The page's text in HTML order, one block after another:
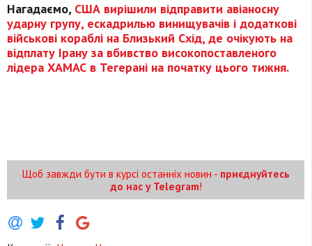
Нагадаємо, США вирішили відправити авіаносну
ударну групу, ескадрилью винищувачів і додаткові
військові кораблі на Близький Схід, де очікують на
відплату Ірану за вбивство високопоставленого
лідера ХАМАС в Тегерані на початку цього тижня.
Щоб завжди бути в курсі останніх новин - приєднуйтесь
до нас у Telegram!